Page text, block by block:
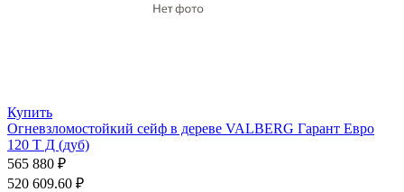
Купить
Огневзломостойкий сейф в дереве VALBERG Гарант Евро
120 Т Д (дуб)
565 880 ₽
520 609.60 ₽